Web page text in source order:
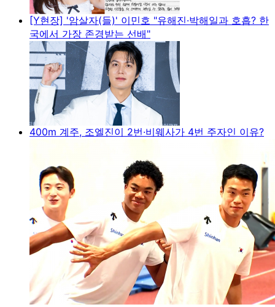
[Y현장] '암살자(들)' 이민호 "유해진·박해일과 호흡? 한
국에서 가장 존경받는 선배"
400m 계주, 조엘진이 2번·비웨사가 4번 주자인 이유?